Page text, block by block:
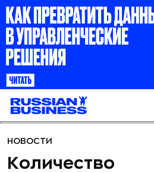
НОВОСТИ
Количество